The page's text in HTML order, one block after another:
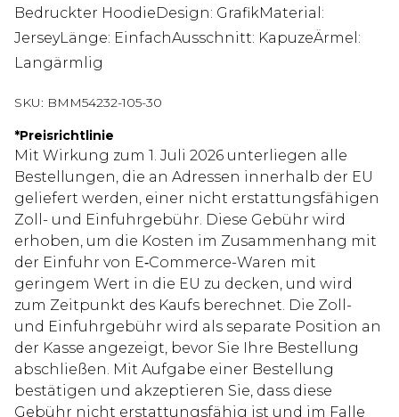
Bedruckter HoodieDesign: GrafikMaterial:
JerseyLänge: EinfachAusschnitt: KapuzeÄrmel:
Langärmlig
SKU: BMM54232-105-30
*Preisrichtlinie
Mit Wirkung zum 1. Juli 2026 unterliegen alle
Bestellungen, die an Adressen innerhalb der EU
geliefert werden, einer nicht erstattungsfähigen
Zoll- und Einfuhrgebühr. Diese Gebühr wird
erhoben, um die Kosten im Zusammenhang mit
der Einfuhr von E‑Commerce-Waren mit
geringem Wert in die EU zu decken, und wird
zum Zeitpunkt des Kaufs berechnet. Die Zoll-
und Einfuhrgebühr wird als separate Position an
der Kasse angezeigt, bevor Sie Ihre Bestellung
abschließen. Mit Aufgabe einer Bestellung
bestätigen und akzeptieren Sie, dass diese
Gebühr nicht erstattungsfähig ist und im Falle